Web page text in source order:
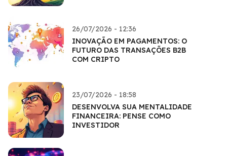
26/07/2026 - 12:36
INOVAÇÃO EM PAGAMENTOS: O
FUTURO DAS TRANSAÇÕES B2B
COM CRIPTO
23/07/2026 - 18:58
DESENVOLVA SUA MENTALIDADE
FINANCEIRA: PENSE COMO
INVESTIDOR